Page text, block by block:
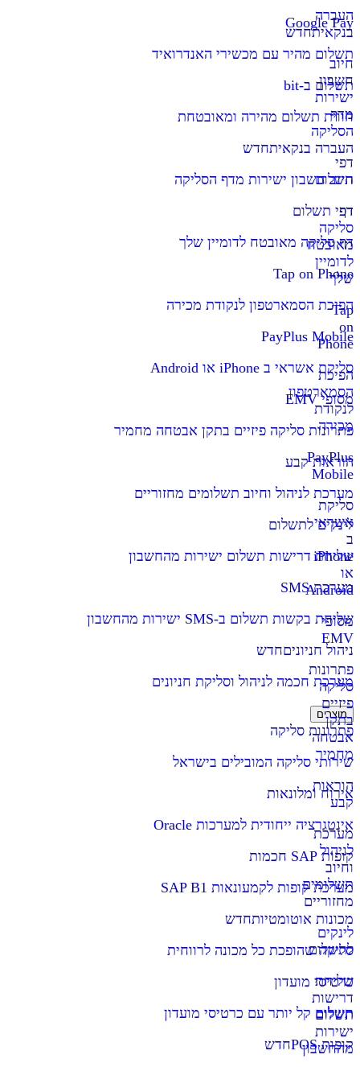
העברה
בנקאיתחדש
חיוב
חשבון
ישירות
מדף
הסליקה
דפי
תשלום
דף
סליקה
מאובטח
לדומיין
שלך
Tap
on
Phone
הפיכת
הסמארטפון
לנקודת
מכירה
PayPlus
Mobile
סליקת
אשראי
ב
iPhone
או
Android
מסופי
EMV
פתרונות
סליקה
פיזיים
בתקן
אבטחה
מחמיר
הוראות
קבע
מערכת
לניהול
וחיוב
תשלומים
מחזוריים
לינקים
לתשלום
שליחת
דרישות
תשלום
ישירות
מהחשבון
Google Pay
תשלום מהיר עם מכשירי האנדרואיד
תשלום ב-bit
חווית תשלום מהירה ומאובטחת
העברה בנקאיתחדש
חיוב חשבון ישירות מדף הסליקה
דפי תשלום
דף סליקה מאובטח לדומיין שלך
Tap on Phone
הפיכת הסמארטפון לנקודת מכירה
PayPlus Mobile
סליקת אשראי ב iPhone או Android
מסופי EMV
פתרונות סליקה פיזיים בתקן אבטחה מחמיר
הוראות קבע
מערכת לניהול וחיוב תשלומים מחזוריים
לינקים לתשלום
שליחת דרישות תשלום ישירות מהחשבון
מערכת SMS
שליחת בקשות תשלום ב-SMS ישירות מהחשבון
ניהול חניוניםחדש
מערכת חכמה לניהול וסליקת חניונים
מוצרים
פתרונות סליקה
שירותי סליקה המובילים בישראל
אירוח ומלונאות
אינטגרציה ייחודית למערכות Oracle
קופות SAP חכמות
מערכת קופות לקמעונאות SAP B1
מכונות אוטומטיותחדש
סליקה שהופכת כל מכונה לרווחית
כרטיסי מועדון
תשלום קל יותר עם כרטיסי מועדון
קופות POS
חדש